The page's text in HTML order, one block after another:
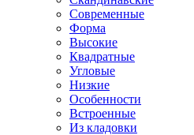
Современные
Форма
Высокие
Квадратные
Угловые
Низкие
Особенности
Встроенные
Из кладовки